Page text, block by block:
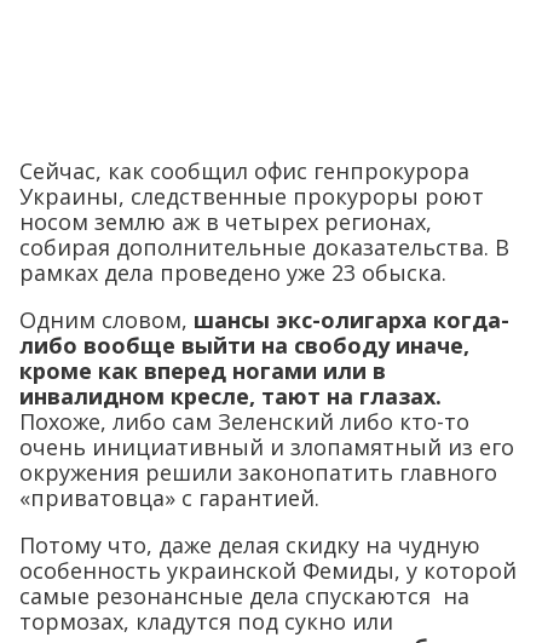
Сейчас, как сообщил офис генпрокурора
Украины, следственные прокуроры роют
носом землю аж в четырех регионах,
собирая дополнительные доказательства. В
рамках дела проведено уже 23 обыска.
Одним словом, шансы экс-олигарха когда-
либо вообще выйти на свободу иначе,
кроме как вперед ногами или в
инвалидном кресле, тают на глазах.
Похоже, либо сам Зеленский либо кто-то
очень инициативный и злопамятный из его
окружения решили законопатить главного
«приватовца» с гарантией.
Потому что, даже делая скидку на чудную
особенность украинской Фемиды, у которой
самые резонансные дела спускаются на
тормозах, кладутся под сукно или